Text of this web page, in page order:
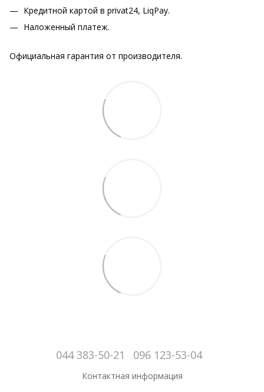
Кредитной картой в privat24, LiqPay.
Наложенный платеж.
Официальная гарантия от производителя.
044 383-50-21 096 123-53-04
Контактная информация